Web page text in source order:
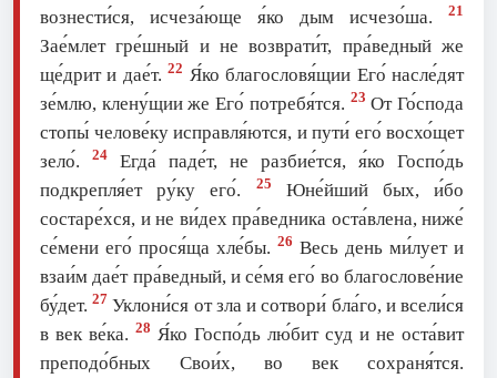
вознести́ся, исчеза́юще я́ко дым исчезо́ша.
21
Зае́млет гре́шный и не возврати́т, пра́ведный же
ще́дрит и дае́т.22 Я́ко благословя́щии Его́ насле́дят
зе́млю, клену́щии же Его́ потребя́тся. 23 От Го́спода
стопы́ челове́ку исправля́ются, и пути́ eго́ восхо́щет
зело́.
24
Егда́ паде́т, не разбие́тся, я́ко Госпо́дь
подкрепля́ет ру́ку eго́.
25
Юне́йший бых, и́бо
состаре́хся, и не ви́дех пра́ведника оста́влена, ниже́
се́мени eго́ прося́ща хле́бы. 26 Весь день ми́лует и
взаи́м дае́т пра́ведный, и се́мя eго́ во благослове́ние
бу́дет.27 Уклони́ся от зла и сотвори́ бла́го, и всели́ся
в век ве́ка. 28 Я́ко Госпо́дь лю́бит суд и не оста́вит
преподо́бных Свои́х, во век сохраня́тся.